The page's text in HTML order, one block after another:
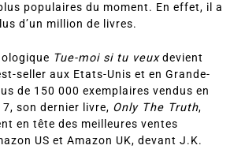
populaires du moment. En effet, il a
d’un million de livres.
Tue-moi si tu veuxdevient
seller aux Etats-Unis et en Grande-
de 150 000 exemplaires vendus en
son dernier livre, Only The Truth,
en tête des meilleures ventes
US et Amazon UK, devant J.K.